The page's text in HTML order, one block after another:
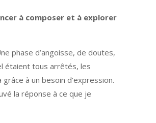
à composer et à explorer
phase d’angoisse, de doutes,
étaient tous arrêtés, les
à un besoin d’expression.
la réponse à ce que je